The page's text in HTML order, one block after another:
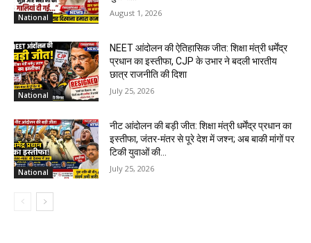
National August 1, 2026
National
NEET आंदोलन की ऐतिहासिक जीत: शिक्षा मंत्री धर्मेंद्र
प्रधान का इस्तीफा, CJP के उभार ने बदली भारतीय
छात्र राजनीति की दिशा
July 25, 2026
National
नीट आंदोलन की बड़ी जीत: शिक्षा मंत्री धर्मेंद्र प्रधान का
इस्तीफा, जंतर-मंतर से पूरे देश में जश्न; अब बाकी मांगों पर
टिकी युवाओं की...
July 25, 2026